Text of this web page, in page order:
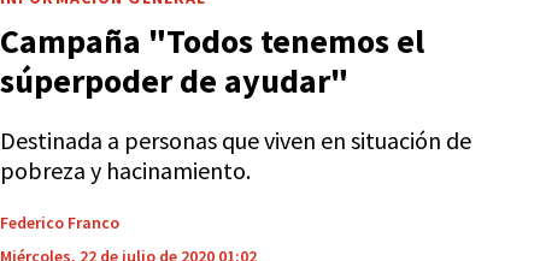
Campaña "Todos tenemos el
súperpoder de ayudar"
Destinada a personas que viven en situación de
pobreza y hacinamiento.
Federico Franco
Miércoles, 22 de julio de 2020 01:02